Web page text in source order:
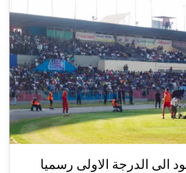
الى الدرجة الاولى رسميا